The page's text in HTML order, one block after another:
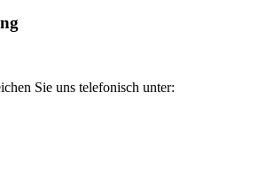
Sie uns telefonisch unter: